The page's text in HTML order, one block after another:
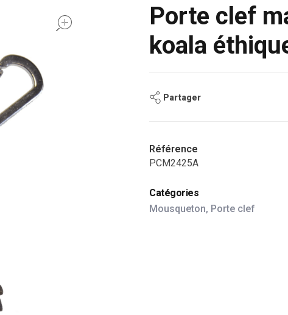
Porte clef
koala
Partager
Référence
PCM2425A
Catégories
Mousqueton, Porte clef